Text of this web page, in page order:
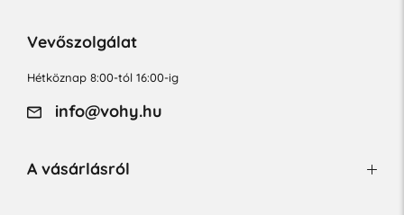
Vevőszolgálat
Hétköznap 8:00-tól 16:00-ig
info@vohy.hu
A vásárlásról